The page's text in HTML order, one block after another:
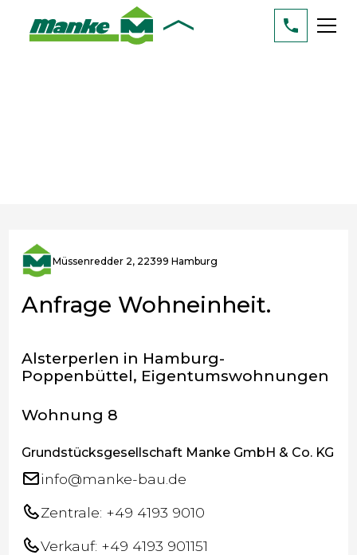
Müssenredder 2, 22399 Hamburg
Anfrage Wohneinheit.
Alsterperlen in Hamburg-
Poppenbüttel, Eigentumswohnungen
Wohnung 8
Grundstücksgesellschaft Manke GmbH & Co. KG
info@manke-bau.de
Zentrale: +49 4193 9010
Verkauf: +49 4193 901151